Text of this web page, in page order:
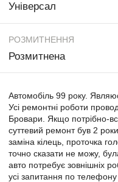
Універсал
РОЗМИТНЕННЯ
Розмитнена
Автомобіль 99 року.
Усі ремонтні роботи
Бровари. Якщо потрібно-
суттевий ремонт був 2
заміна кілець, проточка
точно сказати не можу,
авто потребує зовнішніх
усі запитання по